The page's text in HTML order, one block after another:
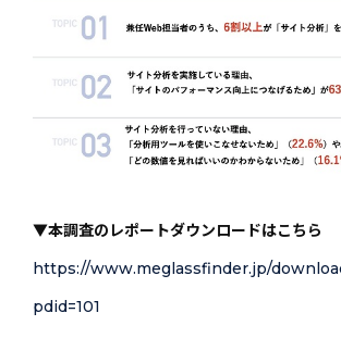
▼本調査のレポートダウンロードはこちら
https://www.meglassfinder.jp/
pdid=101